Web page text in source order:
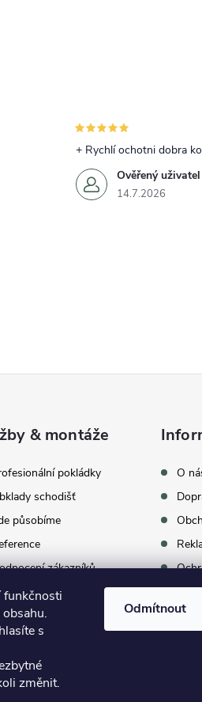
funkčnosti
s
změnit.
Odmítnout
Ověřený uživatel
14.7.2026
+ Rychlí ochotni dobra
& montáže
pokládky
schodišť
působíme
zákazníků
vybrat BUKOMU
O